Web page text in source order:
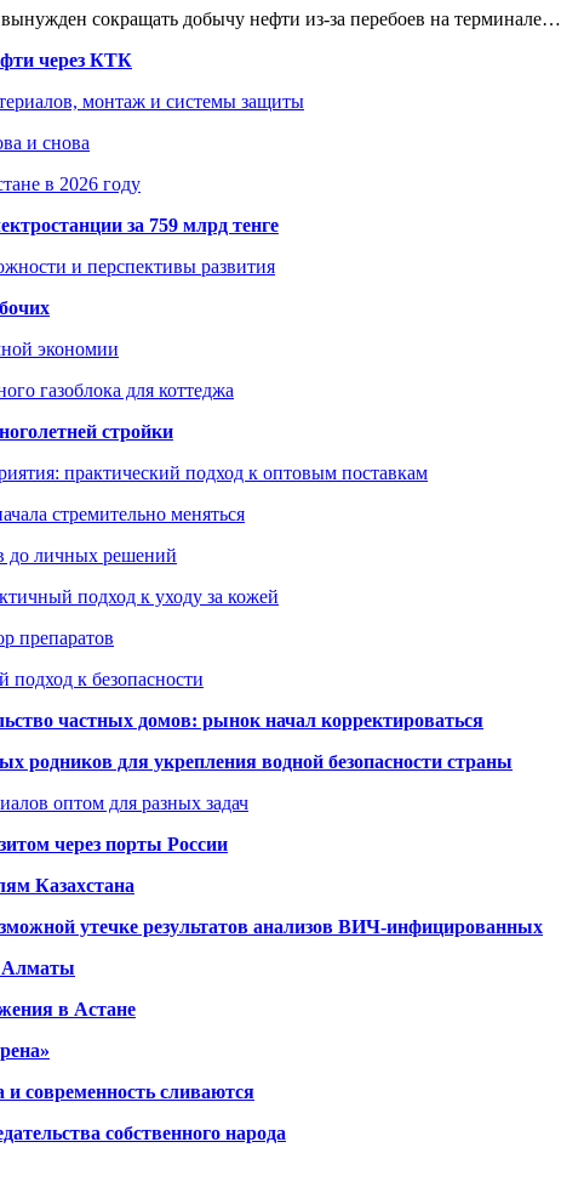
сокращать добычу нефти из-за перебоев на терминале…
через КТК
монтаж и системы защиты
и снова
в 2026 году
за 759 млрд тенге
и перспективы развития
экономии
газоблока для коттеджа
стройки
практический подход к оптовым поставкам
стремительно меняться
до личных решений
подход к уходу за кожей
препаратов
к безопасности
частных домов: рынок начал корректироваться
родников для укрепления водной безопасности страны
оптом для разных задач
через порты России
Казахстана
утечке результатов анализов ВИЧ-инфицированных
Алматы
в Астане
современность сливаются
собственного народа